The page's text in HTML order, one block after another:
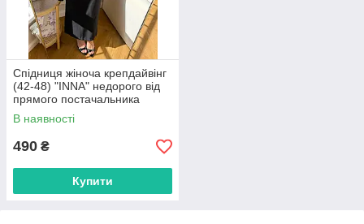
Спідниця жіноча крепдайвінг
(42-48) "INNA" недорого від
прямого постачальника
В наявності
490 ₴
Купити